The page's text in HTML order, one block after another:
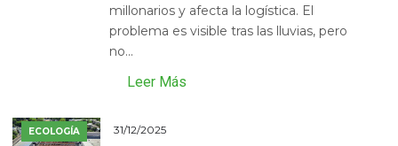
millonarios y afecta la logística. El
problema es visible tras las lluvias, pero
no...
Leer Más
ECOLOGÍA 31/12/2025